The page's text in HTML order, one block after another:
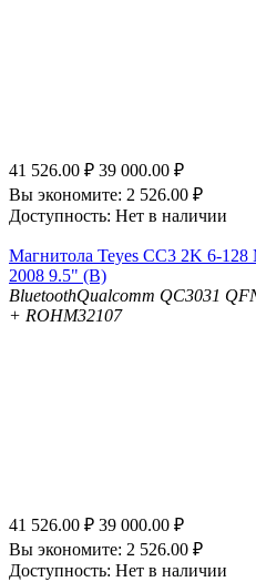
41 526.00 ₽ 39 000.00 ₽
Вы экономите: 2 526.00 ₽
Доступность: Нет в наличии
Магнитола Teyes CC3 2K 6-
2008 9.5" (B)
BluetoothQualcomm QC3031
+ ROHM32107
41 526.00 ₽ 39 000.00 ₽
Вы экономите: 2 526.00 ₽
Доступность: Нет в наличии